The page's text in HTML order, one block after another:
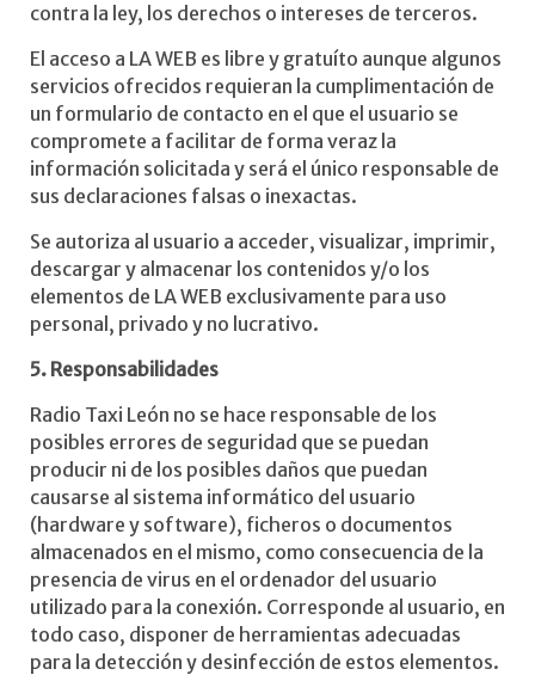
contra la ley, los derechos o intereses de terceros.
El acceso a LA WEB es libre y gratuíto aunque algunos
servicios ofrecidos requieran la cumplimentación de
un formulario de contacto en el que el usuario se
compromete a facilitar de forma veraz la
información solicitada y será el único responsable de
sus declaraciones falsas o inexactas.
Se autoriza al usuario a acceder, visualizar, imprimir,
descargar y almacenar los contenidos y/o los
elementos de LA WEB exclusivamente para uso
personal, privado y no lucrativo.
5. Responsabilidades
Radio Taxi León no se hace responsable de los
posibles errores de seguridad que se puedan
producir ni de los posibles daños que puedan
causarse al sistema informático del usuario
(hardware y software), ficheros o documentos
almacenados en el mismo, como consecuencia de la
presencia de virus en el ordenador del usuario
utilizado para la conexión. Corresponde al usuario, en
todo caso, disponer de herramientas adecuadas
para la detección y desinfección de estos elementos.